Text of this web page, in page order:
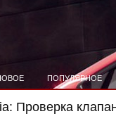
ПОПУЛЯРНОЕ
Проверка